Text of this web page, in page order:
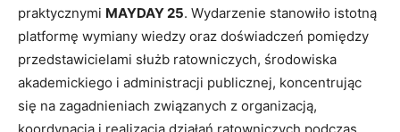
praktycznymi MAYDAY 25. Wydarzenie stanowiło istotną
platformę wymiany wiedzy oraz doświadczeń pomiędzy
przedstawicielami służb ratowniczych, środowiska
akademickiego i administracji publicznej, koncentrując
się na zagadnieniach związanych z organizacją,